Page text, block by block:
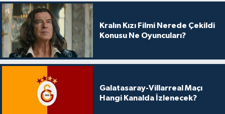
Kralın Kızı Filmi Nerede Çekildi
Konusu Ne Oyuncuları?
Galatasaray-Villarreal Maçı
Hangi Kanalda İzlenecek?